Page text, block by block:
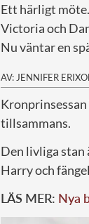
Ett härligt möte.
Victoria och
Nu väntar en
AV: JENNIFER
Kronprinsessan
tillsammans.
Den livliga stan
Harry och
LÄS MER: Nya